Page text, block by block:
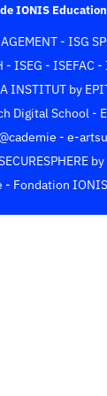
g
a
m
k
b
IONIS
- ISG
- ISEG - ISEFAC -
INSTITUT by
Digital School-
- e-
- Fondation IONIS